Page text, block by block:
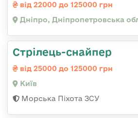
від 22000 до 125000 грн
Дніпро, Дніпропетровська
Стрілець-снайпеp
від 25000 до 125000 грн
Київ
Морська Піхота ЗСУ